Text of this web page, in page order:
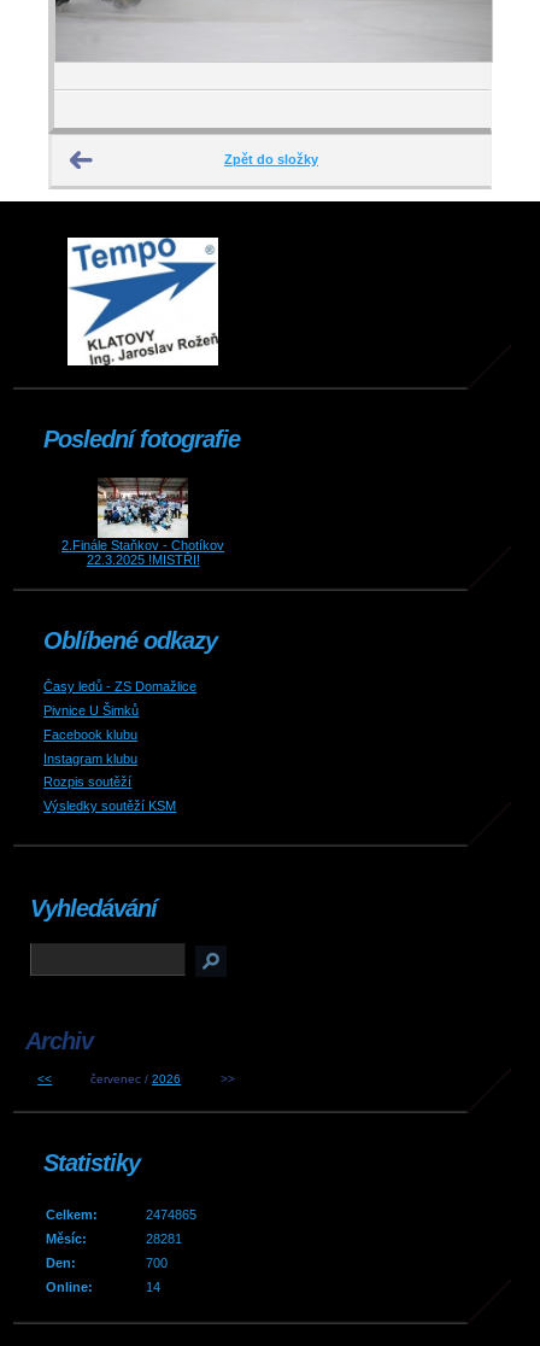
Zpět do složky
Poslední fotografie
2.Finále Staňkov - Chotíkov
22.3.2025 !MISTŘI!
Oblíbené odkazy
Časy ledů - ZS Domažlice
Pivnice U Šimků
Facebook klubu
Instagram klubu
Rozpis soutěží
Výsledky soutěží KSM
Vyhledávání
Archiv
<< červenec /2026 >>
Statistiky
Online: 14
Celkem:
2474865
Měsíc:
28281
Den:
700